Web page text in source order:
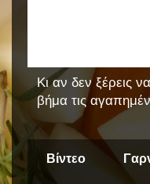
Κι αν δεν ξέρεις
βήμα τις
Βίντεο